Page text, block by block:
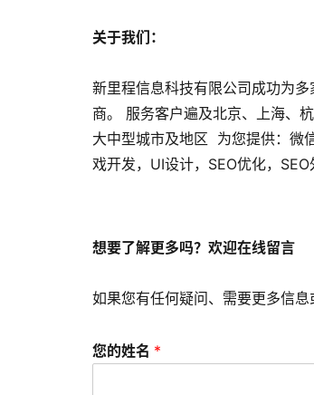
关于我们：
新里程信息科技有限公司成功为
商。 服务客户遍及北京、上海、
大中型城市及地区 为您提供：微
戏开发，UI设计，SEO优化，
想要了解更多吗？欢迎在线留言
如果您有任何疑问、需要更多信
您的姓名 *